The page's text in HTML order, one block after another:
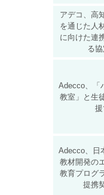
アデコ、高
を通じた人
に向けた連
る
​Adecco、「
教室」と生
Adecco、日
教材開発の
教育プログ
提携